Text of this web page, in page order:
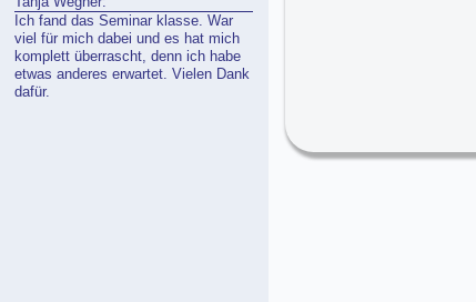
Ich fand das Seminar klasse. War
viel für mich dabei und es hat mich
komplett überrascht, denn ich habe
etwas anderes erwartet. Vielen Dank
dafür.